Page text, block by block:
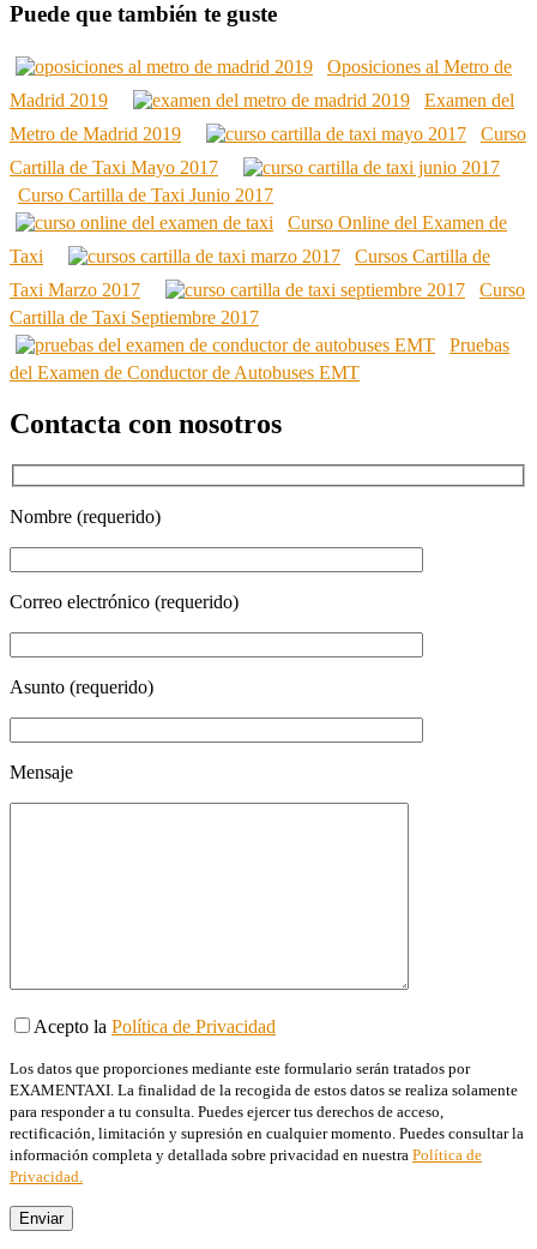
Puede que también te guste
Oposiciones al Metro de
Madrid 2019
Examen del
Metro de Madrid 2019
Curso
Cartilla de Taxi Mayo 2017
Curso Cartilla de Taxi Junio 2017
Curso Online del Examen de
Taxi
Cursos Cartilla de
Taxi Marzo 2017
Curso
Cartilla de Taxi Septiembre 2017
Pruebas
del Examen de Conductor de Autobuses EMT
Contacta con nosotros
Nombre (requerido)
Correo electrónico (requerido)
Asunto (requerido)
Mensaje
Acepto la Política de Privacidad
Los datos que proporciones mediante este formulario serán tratados por
EXAMENTAXI. La finalidad de la recogida de estos datos se realiza solamente
para responder a tu consulta. Puedes ejercer tus derechos de acceso,
rectificación, limitación y supresión en cualquier momento. Puedes consultar la
información completa y detallada sobre privacidad en nuestra Política de
Privacidad.